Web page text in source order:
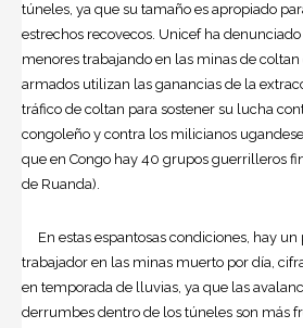
túneles, ya que su tamaño es apropiado
estrechos recovecos. Unicef ha
menores trabajando en las minas de coltan
armados utilizan las ganancias de la
tráfico de coltan para sostener su lucha
congoleño y contra los milicianos
que en Congo hay 40 grupos guerrilleros
de Ruanda).
En estas espantosas condiciones, hay un
trabajador en las minas muerto por día,
en temporada de lluvias, ya que las
derrumbes dentro de los túneles son más